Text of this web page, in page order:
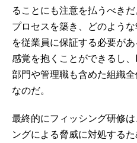
ることにも注意を払うべき
プロセスを築き、どのよう
を従業員に保証する必要が
感覚を抱くことができるし
部門や管理職も含めた組織
なのだ。
最終的にフィッシング研修
ングによる脅威に対処する